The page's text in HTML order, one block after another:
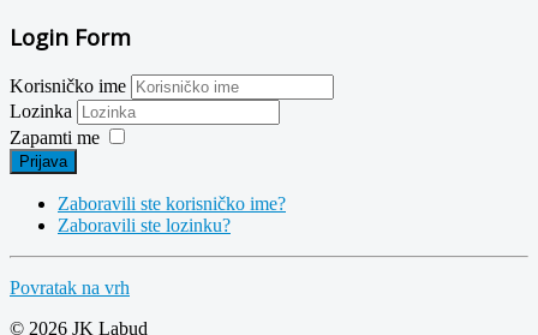
Login Form
Korisničko ime
Lozinka
Zapamti me
Prijava
Zaboravili ste korisničko ime?
Zaboravili ste lozinku?
Povratak na vrh
© 2026 JK Labud